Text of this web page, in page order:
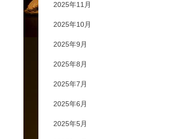
2025年11月
2025年10月
2025年9月
2025年8月
2025年7月
2025年6月
2025年5月